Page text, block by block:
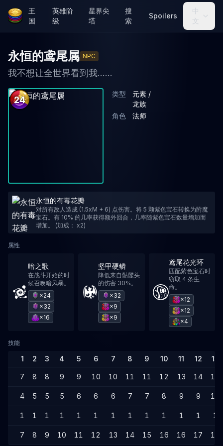
王
国
英雄阶
级
星界尖
塔
搜
索
Spoilers
中
文
永恒的鸢尾属 NPC
我不想让全世界看到我......
24
类型
元素 /
龙族
角色
法师
永恒的有毒花瓣
对所有敌人造成 (1.5xM + 6) 点伤害。将 5 颗紫色宝石转换为附魔
宝石。有 10% 的几率获得额外回合，几率随紫色宝石数量增加而
增加。 (加成： x2)
属性
暗之歌
在战斗开始的时
候召唤暗风暴。
×24
×32
×16
坚甲硬鳞
降低来自骷髅头
的伤害 30%。
×32
×9
×9
鸢尾花光环
匹配紫色宝石时
窃取 4 条生
命。
×12
×12
×4
技能
1 2 3 4 5 6 7 8 9 10 11 12 13
7 8 8 9 9 10 10 11 11 12 13 14 14
4 5 5 5 6 6 6 7 7 8 9 9 10
1 1 1 1 1 1 1 1 1 1 1 1 1
7 8 9 10 11 12 13 14 15 16 16 17 18